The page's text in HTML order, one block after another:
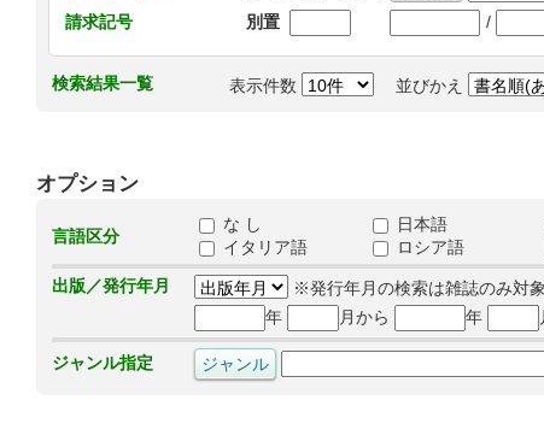
請求記号
別置 /
検索結果一覧 表示件数 並びかえ
オプション
言語区分
な し 日本語
イタリア語
ロシア語
出版／発行年月
※発行年月の検索は雑誌のみ対象
年
月から 年
ジャンル指定